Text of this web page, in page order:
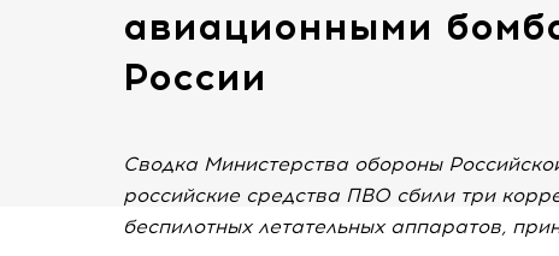
авиационными
России
Сводка Министерства обороны
российские средства ПВО сбили три
беспилотных летательных аппаратов,